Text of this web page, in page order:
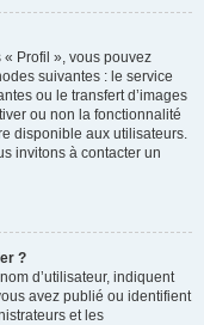
« Profil », vous pouvez
suivantes : le service
ou le transfert d’images
ou non la fonctionnalité
disponible aux utilisateurs.
invitons à contacter un
?
d’utilisateur, indiquent
avez publié ou identifient
et les